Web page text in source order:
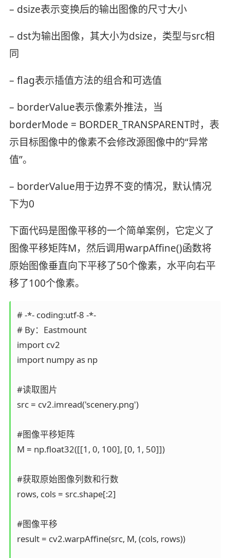
– dsize表示变换后的输出图像的尺寸大小
– dst为输出图像，其大小为dsize，类型与src相
同
– flag表示插值方法的组合和可选值
– borderValue表示像素外推法，当
borderMode = BORDER_TRANSPARENT时，表
示目标图像中的像素不会修改源图像中的“异常
值”。
– borderValue用于边界不变的情况，默认情况
下为0
下面代码是图像平移的一个简单案例，它定义了
图像平移矩阵M，然后调用warpAffine()函数将
原始图像垂直向下平移了50个像素，水平向右平
移了100个像素。
# -*- coding:utf-8 -*-
# By：Eastmount
import cv2
import numpy as np
#读取图片
src = cv2.imread('scenery.png')
#图像平移矩阵
M = np.float32([[1, 0, 100], [0, 1, 50]])
#获取原始图像列数和行数
rows, cols = src.shape[:2]
#图像平移
result = cv2.warpAffine(src, M, (cols, rows))